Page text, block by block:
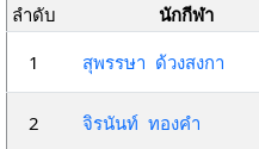
ลำดับ
นักกีฬา
1
สุพรรษา ด้วงสงกา
2
จิรนันท์ ทองคำ